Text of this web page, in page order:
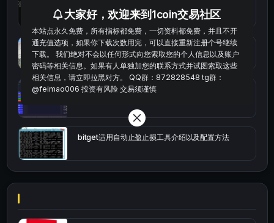
bybit安卓端
Multi-indicator Resonance 多指标共振趋势自动交
bitget适用自动止盈止损工具介绍以及配置方法
大家好，欢迎来到1coin交易社区
本站点永久免费，所有指标都免费，一切资料都免费，并且不开
通充值选项，如果你下载次数用完，可以直接重新注册个号继续
下载。 我们绝对不会以任何形式向您索取您的个人信息以及账户
密码等相关信息。如果有人单独加您的联系方式并试图索取这些
相关信息，请立即拉黑对方。 QQ群：872828548 tg群：
@feimao006 投资有风险 交易须谨慎